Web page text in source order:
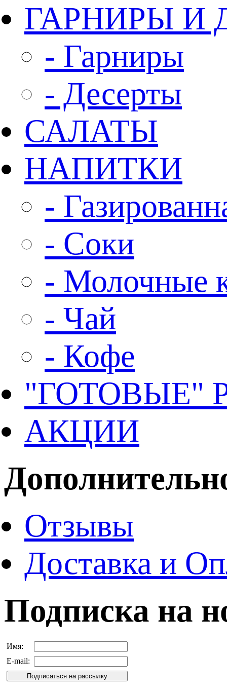
ГАРНИРЫ И
- Гарниры
- Десерты
САЛАТЫ
НАПИТКИ
-
- Соки
- Молочные
- Чай
- Кофе
"ГОТОВЫЕ"
АКЦИИ
Отзывы
Доставка и
Подписка на
Имя:
E-mail: